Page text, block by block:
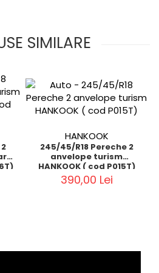
SIMILARE
HANKOOK
245/45/R18 Pereche 2
anvelope turism
HANKOOK ( cod P015T)
390,00 Lei